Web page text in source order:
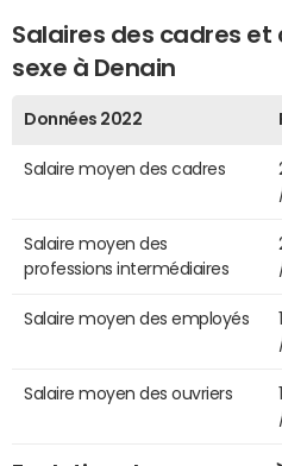
Salaires des cadres et
sexe à Denain
Données 2022
Salaire moyen des cadres
Salaire moyen des
professions intermédiaires
Salaire moyen des employés
Salaire moyen des ouvriers